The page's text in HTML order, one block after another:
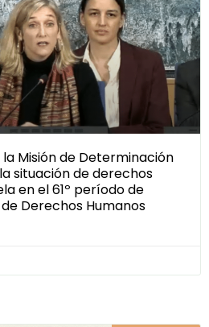
Misión de Determinación
situación de derechos
en el 61º período de
Derechos Humanos